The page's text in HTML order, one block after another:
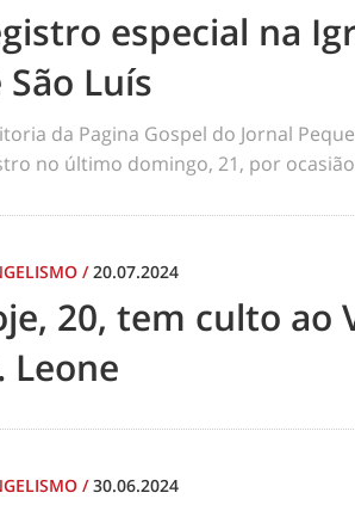
especial na
São Luís
da Pagina Gospel do Jornal
no último domingo, 21, por
/20.07.2024
20, tem culto ao
Leone
/30.06.2024